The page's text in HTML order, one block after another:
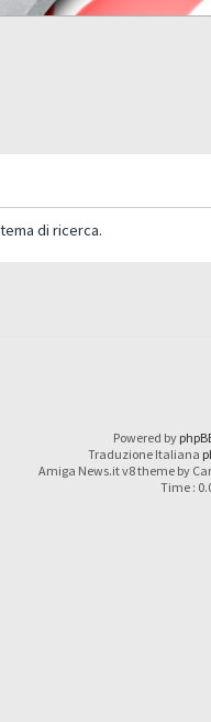
di ricerca.
Powered by
Traduzione Italiana
Amiga News.it v8 theme by
Time :